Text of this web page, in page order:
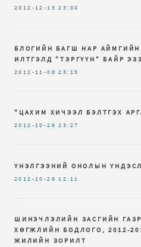
2012-12-13 23:00
БЛОГИЙН БАГШ НАР АЙМГИЙН
ИЛТГЭЛД "ТЭРГҮҮН" БАЙР
2012-11-08 23:15
"ЦАХИМ ХИЧЭЭЛ БЭЛТГЭХ
2012-10-29 23:27
ҮНЭЛГЭЭНИЙ ОНОЛЫН
2012-10-29 12:11
ШИНЭЧЛЭЛИЙН ЗАСГИЙН
ХӨГЖЛИЙН БОДЛОГО, 2012-
ЖИЛИЙН ЗОРИЛТ